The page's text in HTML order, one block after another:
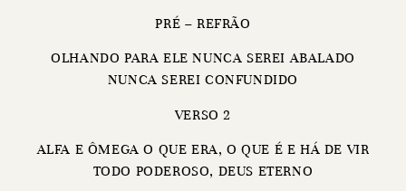
PRÉ – REFRÃO
OLHANDO PARA ELE NUNCA SEREI ABALADO
NUNCA SEREI CONFUNDIDO
VERSO 2
ALFA E ÔMEGA O QUE ERA, O QUE É E HÁ DE VIR
TODO PODEROSO, DEUS ETERNO